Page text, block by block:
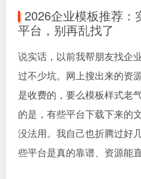
2026企业模板推荐：
平台，别再乱找了
说实话，以前我帮朋友找企
过不少坑。网上搜出来的资
是收费的，要么模板样式老
的是，有些平台下载下来的
没法用。我自己也折腾过好
些平台是真的靠谱、资源能直